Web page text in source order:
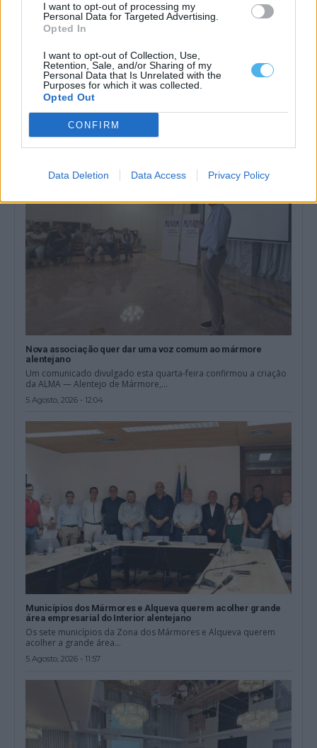
I want to opt-out of processing my
Personal Data for Targeted Advertising.
Opted In
I want to opt-out of Collection, Use,
Retention, Sale, and/or Sharing of my
Personal Data that Is Unrelated with the
Purposes for which it was collected.
Opted Out
CONFIRM
Data Deletion Data Access Privacy Policy
Zona dos Mármores e Alqueva «tem todas as condições para
receber» a Grande Área de Acolhimento Empresarial do
Alentejo
A Zona dos Mármores e Alqueva «tem todas as condições para
receber» a Grande...
5 Agosto, 2026 - 17:10
Nova associação quer dar uma voz comum ao mármore
alentejano
Um comunicado divulgado esta quarta-feira confirmou a criação
da ALMA — Alentejo de Mármore,...
5 Agosto, 2026 - 12:04
Municípios dos Mármores e Alqueva querem acolher grande
área empresarial do Interior alentejano
Os sete municípios da Zona dos Mármores e Alqueva querem
acolher a grande área...
5 Agosto, 2026 - 11:57